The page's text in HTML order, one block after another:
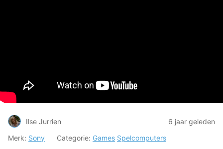
Ilse Jurrien
6 jaar geleden
Merk: Sony Categorie: Games Spelcomputers